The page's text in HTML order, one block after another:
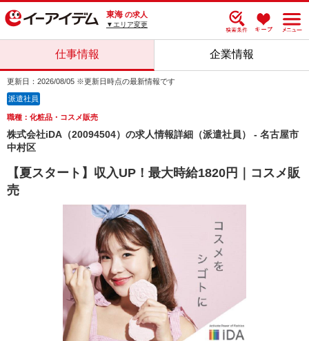
東海 の求人
▼エリア変更
仕事情報 企業情報
更新日：2026/08/05 ※更新日時点の最新情報です
派遣社員
職種：化粧品・コスメ販売
株式会社iDA（20094504）の求人情報詳細（派遣社員） - 名古屋市
中村区
【夏スタート】収入UP！最大時給1820円｜コスメ販
売